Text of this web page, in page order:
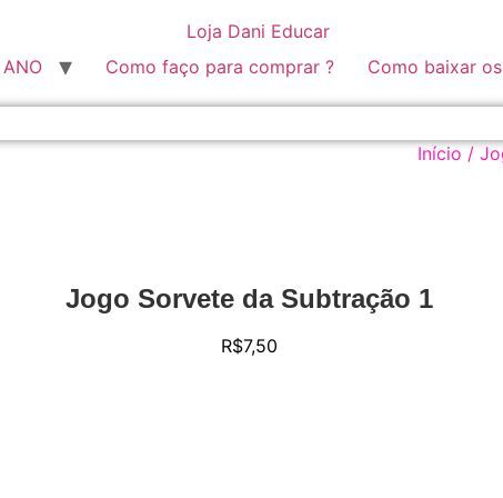
ANO Como faço para comprar ? Como baixar
Início /
Jogo Sorvete da Subtração 1
R$7,50